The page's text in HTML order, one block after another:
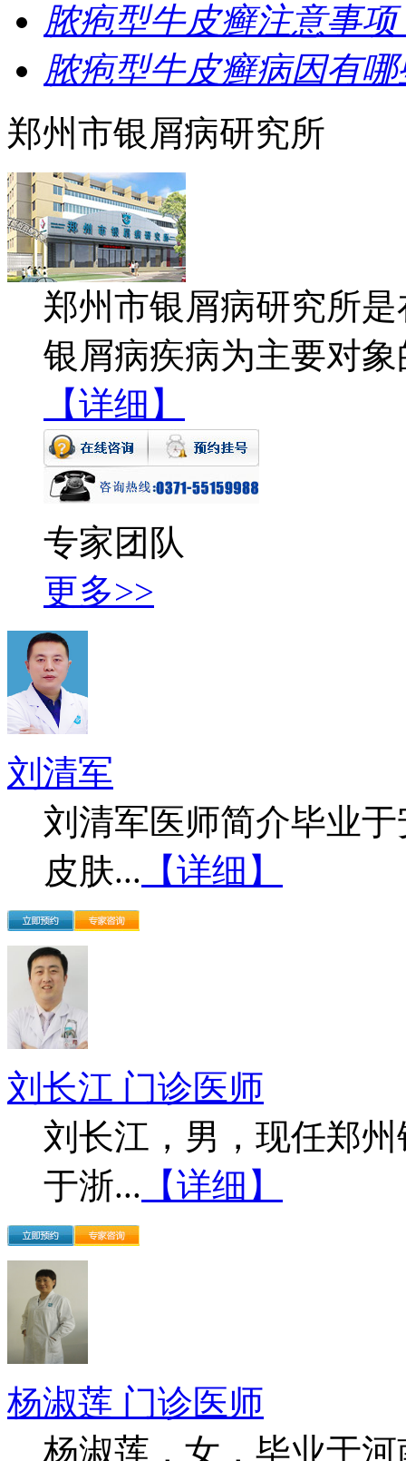
脓疱型牛皮癣注意事项
脓疱型牛皮癣病因有
郑州市银屑病研究所
郑州市银屑病研究所
银屑病疾病为主要对
【详细】
专家团队
更多>>
刘清军
刘清军医师简介毕业
皮肤... 【详细】
刘长江 门诊医师
刘长江，男，现任郑
于浙... 【详细】
杨淑莲 门诊医师
杨淑莲，女，毕业于